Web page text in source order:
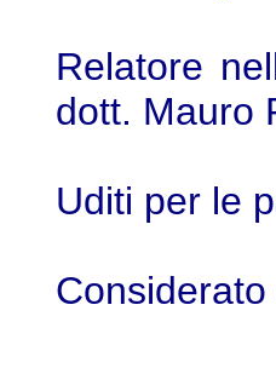
Relatore
dott. Mauro
Uditi per le